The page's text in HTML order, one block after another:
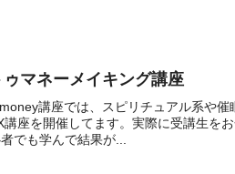
ゥマネーメイキング講座
講座では、スピリチュアル系や催
座を開催してます。実際に受講生を
でも学んで結果が...